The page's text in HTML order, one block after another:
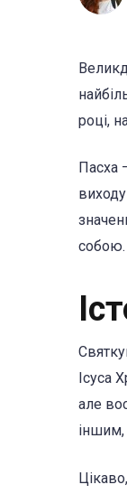
році,
Пасха
собою.
Ісуса
але
іншим,